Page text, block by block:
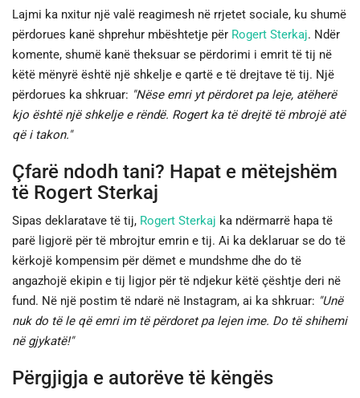
Lajmi ka nxitur një valë reagimesh në rrjetet sociale, ku shumë
përdorues kanë shprehur mbështetje për Rogert Sterkaj. Ndër
komente, shumë kanë theksuar se përdorimi i emrit të tij në
këtë mënyrë është një shkelje e qartë e të drejtave të tij. Një
përdorues ka shkruar: "Nëse emri yt përdoret pa leje, atëherë
kjo është një shkelje e rëndë. Rogert ka të drejtë të mbrojë atë
që i takon."
Çfarë ndodh tani? Hapat e mëtejshëm
të Rogert Sterkaj
Sipas deklaratave të tij, Rogert Sterkaj ka ndërmarrë hapa të
parë ligjorë për të mbrojtur emrin e tij. Ai ka deklaruar se do të
kërkojë kompensim për dëmet e mundshme dhe do të
angazhojë ekipin e tij ligjor për të ndjekur këtë çështje deri në
fund. Në një postim të ndarë në Instagram, ai ka shkruar: "Unë
nuk do të le që emri im të përdoret pa lejen ime. Do të shihemi
në gjykatë!"
Përgjigja e autorëve të këngës